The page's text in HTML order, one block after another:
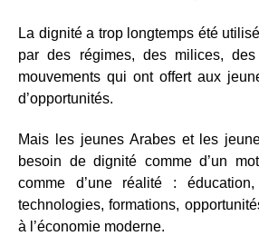
La dignité a trop longtemps été
par des régimes, des milices,
mouvements qui ont offert aux
d’opportunités.
Mais les jeunes Arabes et les
besoin de dignité comme d’un
comme d’une réalité :
technologies, formations,
à l’économie moderne.